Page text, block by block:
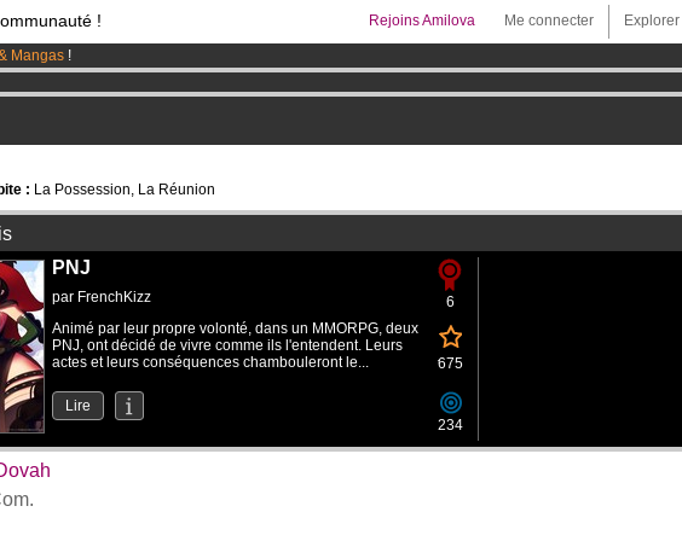
! Explorer
Me connecter
Rejoins Amilova
Mangas !
eurospar mois !Clique ici pour t'abonner
lancé!.
: La Possession, La Réunion
6
675
234
PNJ
par FrenchKizz
Animé par leur propre volonté, dans un MMORPG, deux
PNJ, ont décidé de vivre comme ils l'entendent. Leurs
actes et leurs conséquences chambouleront le...
Lire